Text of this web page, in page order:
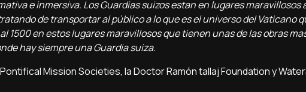
e inmersiva. Los Guardias suizos estan en lugares maravillosos
de transportar al público a lo que es el universo del Vaticano
1500 en estos lugares maravillosos que tienen unas de las obras
hay siempre una Guardia suiza.
Mission Societies, la Doctor Ramón tallaj Foundation y